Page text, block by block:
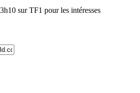
sur TF1 pour les intéresses